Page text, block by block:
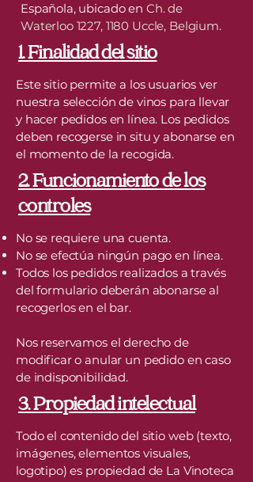
Española, ubicado en Ch. de
Waterloo 1227, 1180 Uccle, Belgium.
1. Finalidad del sitio
Este sitio permite a los usuarios ver
nuestra selección de vinos para llevar
y hacer pedidos en línea. Los pedidos
deben recogerse in situ y abonarse en
el momento de la recogida.
2. Funcionamiento de los
controles
No se requiere una cuenta.
No se efectúa ningún pago en línea.
Todos los pedidos realizados a través
del formulario deberán abonarse al
recogerlos en el bar.
Nos reservamos el derecho de
modificar o anular un pedido en caso
de indisponibilidad.
3. Propiedad intelectual
Todo el contenido del sitio web (texto,
imágenes, elementos visuales,
logotipo) es propiedad de La Vinoteca